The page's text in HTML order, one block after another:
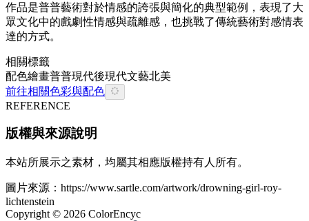
作品是普普藝術對於情感的誇張與簡化的典型範例，表現了大
眾文化中的戲劇性情感與疏離感，也挑戰了傳統藝術對感情表
達的方式。
相關標籤
配色繪畫普普現代後現代文藝北美
前往相關色彩與配色
REFERENCE
版權與來源說明
本站所展示之素材，均屬其相應版權持有人所有。
圖片來源： https://www.sartle.com/artwork/drowning-girl-roy-
lichtenstein
Copyright © 2026 ColorEncyc